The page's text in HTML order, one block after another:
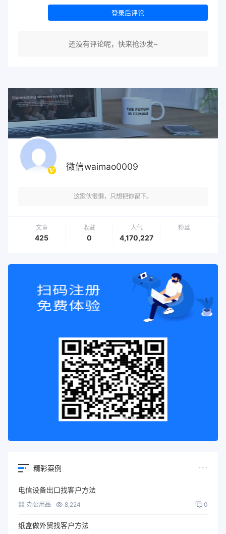
登录后评论
还没有评论呢，快来抢沙发~
微信waimao0009
这家伙很懒，只想把你留下。
文章
425
收藏
0
人气
4,170,227
粉丝
精彩案例
电信设备出口找客户方法
办公用品 8,224 0
纸盒做外贸找客户方法